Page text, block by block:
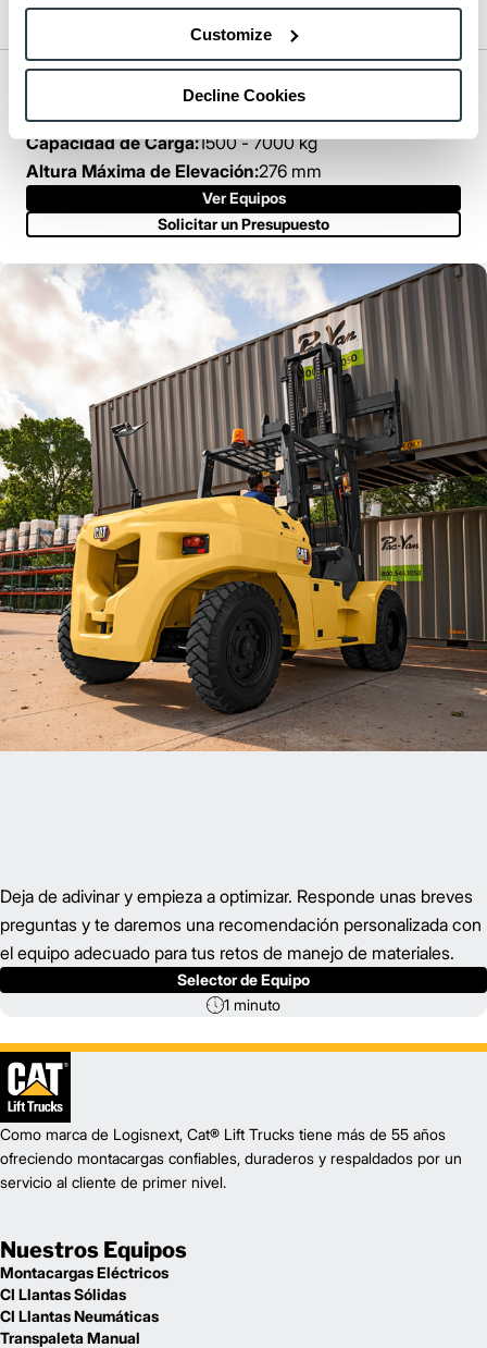
Customize
Decline Cookies
Small IC Pneumatic Forklift
Series:GP15PT – GP35PT / DP15PT – DP35PT
Capacidad de Carga:1500 - 7000 kg
Altura Máxima de Elevación:276 mm
Ver Equipos
Solicitar un Presupuesto
Deja de adivinar y empieza a optimizar. Responde unas breves
preguntas y te daremos una recomendación personalizada con
el equipo adecuado para tus retos de manejo de materiales.
Selector de Equipo
1 minuto
Como marca de Logisnext, Cat® Lift Trucks tiene más de 55 años
ofreciendo montacargas confiables, duraderos y respaldados por un
servicio al cliente de primer nivel.
Nuestros Equipos
Montacargas Eléctricos
CI Llantas Sólidas
CI Llantas Neumáticas
Transpaleta Manual